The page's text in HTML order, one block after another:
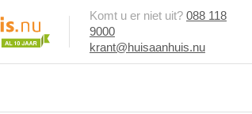
Komt u er niet uit? 088 118
9000
krant@huisaanhuis.nu